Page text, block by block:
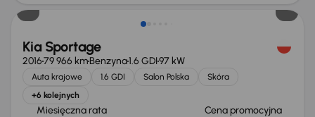
Kia Sportage
201679 966 kmBenzyna1.6 GDI97 kW
Auta krajowe 1.6 GDI Salon Polska
Skóra
+6 kolejnych
Miesięczna rata Cena promocyjna